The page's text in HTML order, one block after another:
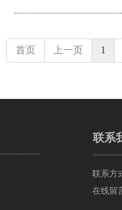
满。
首页 上一页 1
联系方
在线留
联系